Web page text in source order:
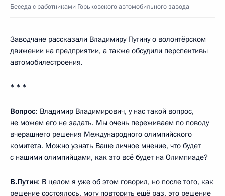
Беседа с работниками Горьковского автомобильного завода
Заводчане рассказали Владимиру Путину о волонтёрском
движении на предприятии, а также обсудили перспективы
автомобилестроения.
* * *
Вопрос: Владимир Владимирович, у нас такой вопрос,
не можем его не задать. Мы очень переживаем по поводу
вчерашнего решения Международного олимпийского
комитета. Можно узнать Ваше личное мнение, что будет
с нашими олимпийцами, как это всё будет на Олимпиаде?
В.Путин: В целом я уже об этом говорил, но после того, как
решение состоялось, могу повторить ещё раз, это решение